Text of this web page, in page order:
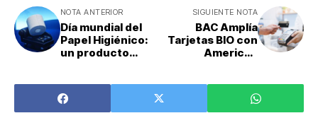
NOTA ANTERIOR
Día mundial del
Papel Higiénico:
un producto
familiar
SIGUIENTE NOTA
BAC Amplía
Tarjetas BIO con
American